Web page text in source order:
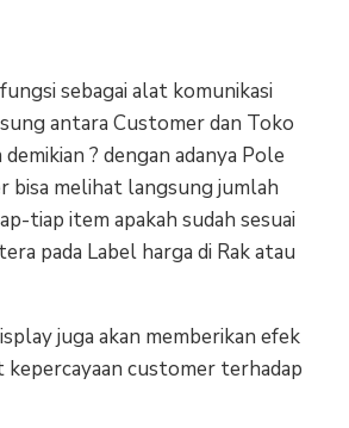
sebagai alat komunikasi
antara Customer dan Toko
demikian ? dengan adanya Pole
bisa melihat langsung jumlah
tiap item apakah sudah sesuai
pada Label harga di Rak atau
juga akan memberikan efek
kepercayaan customer terhadap